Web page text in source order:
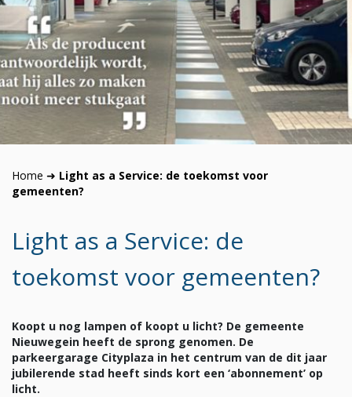
Home ➜ Light as a Service: de toekomst voor
gemeenten?
Light as a Service: de
toekomst voor gemeenten?
Koopt u nog lampen of koopt u licht? De gemeente
Nieuwegein heeft de sprong genomen. De
parkeergarage Cityplaza in het centrum van de dit jaar
jubilerende stad heeft sinds kort een ‘abonnement’ op
licht.